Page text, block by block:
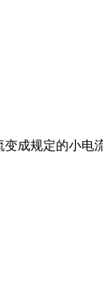
成规定的小电